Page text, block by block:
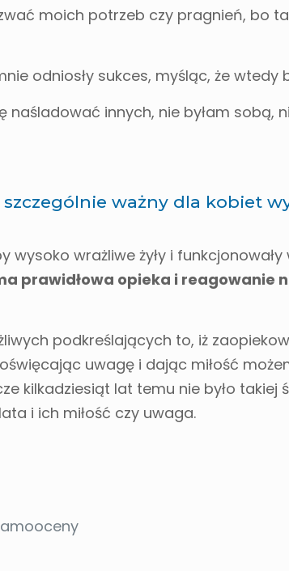
moich potrzeb czy pragnień, bo
odniosły sukces, myśląc, że wtedy
naśladować innych, nie byłam sobą,
ważny dla kobiet
wrażliwe żyły i funkcjonowały
prawidłowa opieka i reagowanie
podkreślających to, iż
uwagę i dając miłość
kilkadziesiąt lat temu nie było takiej
i ich miłość czy uwaga.